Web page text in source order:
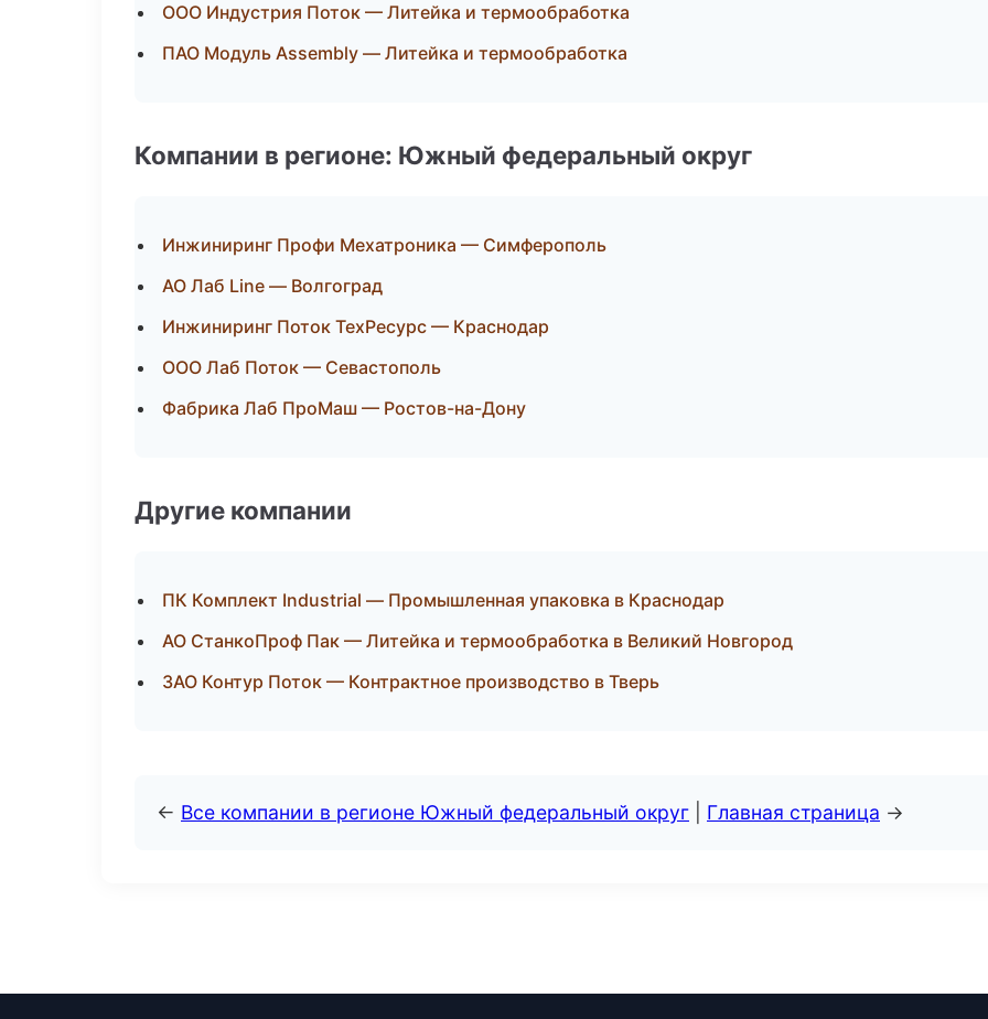
ООО Индустрия Поток — Литейка и термообработка
ПАО Модуль Assembly — Литейка и термообработка
Компании в регионе: Южный федеральный округ
Инжиниринг Профи Мехатроника — Симферополь
АО Лаб Line — Волгоград
Инжиниринг Поток ТехРесурс — Краснодар
ООО Лаб Поток — Севастополь
Фабрика Лаб ПроМаш — Ростов-на-Дону
Другие компании
ПК Комплект Industrial — Промышленная упаковка в Краснодар
АО СтанкоПроф Пак — Литейка и термообработка в Великий Новгород
ЗАО Контур Поток — Контрактное производство в Тверь
← Все компании в регионе Южный федеральный округ Главная страница →